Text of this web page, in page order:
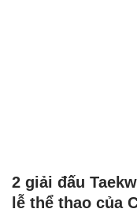
2 giải đấu
lễ thể thao của